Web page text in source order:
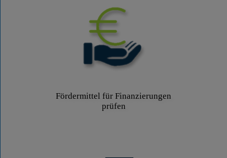
Fördermittel für Finanzierungen
prüfen